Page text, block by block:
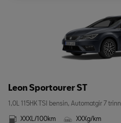
Leon Sportourer ST
1,0L 115HK TSI bensin, Automatgir 7 trinn
XXXL/100km XXXg/km